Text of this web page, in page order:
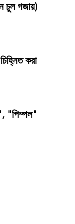
চুল গজায়)
করা
"পিম্পল"